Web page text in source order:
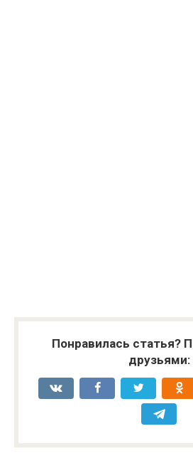
Понравилась статья?
друзьями: